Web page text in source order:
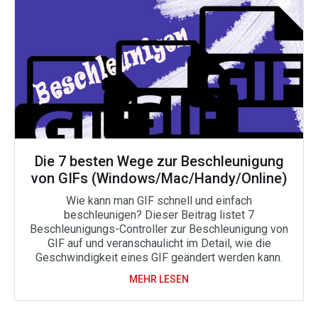
Die 7 besten Wege zur Beschleunigung
von GIFs (Windows/Mac/Handy/Online)
Wie kann man GIF schnell und einfach
beschleunigen? Dieser Beitrag listet 7
Beschleunigungs-Controller zur Beschleunigung von
GIF auf und veranschaulicht im Detail, wie die
Geschwindigkeit eines GIF geändert werden kann.
MEHR LESEN